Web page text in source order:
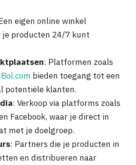
eigen online winkel
je producten 24/7 kunt
: Platformen zoals
Bol.com bieden toegang tot een
potentiële klanten.
: Verkoop via platforms zoals
Facebook, waar je direct in
met je doelgroep.
: Partners die je producten in
en distribueren naar